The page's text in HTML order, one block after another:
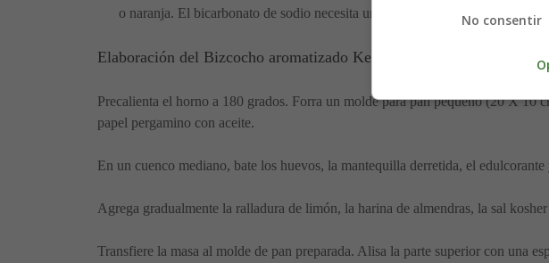
o naranja. El bicarbonato de sodio necesita un ingrediente ácido para
Elaboración del Bizcocho aromatizado Keto:
Precalienta el horno a 180 grados. Forra un molde para pan pequeño (20 X 10
papel pergamino con aceite.
En un cuenco mediano, bate los huevos, la mantequilla derretida, el
Agrega gradualmente la ralladura de limón, la harina de almendras, la sal
Transfiere la masa al molde de pan preparada. Alisa la parte superior con una
No consentir